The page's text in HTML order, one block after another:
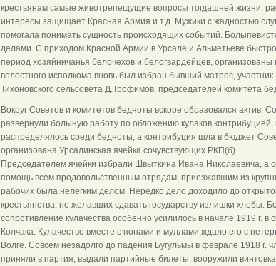
крестьянам самые животрепещущие вопросы тогдашней жизни,
интересы защищает Красная Армия и т.д. Мужики с жадностью
помогала понимать сущность происходящих событий.
делами. С приходом Красной Армии в Урсале и Альметьеве
период хозяйничанья белочехов и белогвардейцев,
волостного исполкома вновь был избран бывший матрос,
Тихоновского сельсовета Д.Трофимов, председателей комитета
Вокруг Советов и комитетов бедноты вскоре образовался актив.
развернули болыную работу по обложению кулаков
распределялось среди бедноты, а контрибуция шла в бюджет
организована Урсалинская ячейка сочувствующих РКП(б).
Председателем ячейки избрали Швыткина Ивана Николаевича,
помощь всем продовольственным отрядам, приезжавшим из
рабочих была нелегким делом. Нередко дело доходило до
крестьянства, не желавших сдавать государству излишки хлебы.
сопротивление кулачества особенно усилилось в начале 1919 г.
Колчака. Кулачество вместе с попами и муллами ждало его с
Волге. Совсем незадолго до падения Бугульмы в феврале 1918 г.
приняли в партия, выдали партийные билеты, вооружили